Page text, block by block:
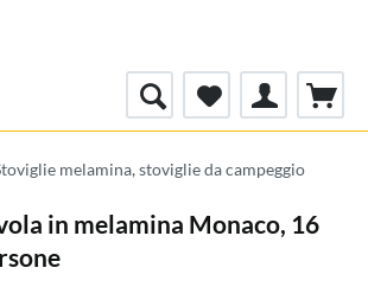
melamina, stoviglie da campeggio
in melamina Monaco, 16